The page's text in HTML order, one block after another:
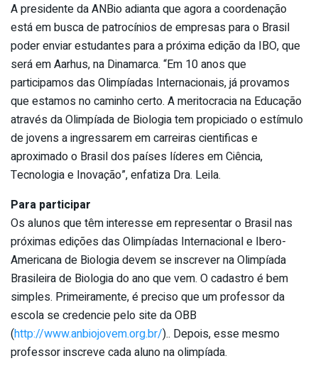
A presidente da ANBio adianta que agora a coordenação
está em busca de patrocínios de empresas para o Brasil
poder enviar estudantes para a próxima edição da IBO, que
será em Aarhus, na Dinamarca. “Em 10 anos que
participamos das Olimpíadas Internacionais, já provamos
que estamos no caminho certo. A meritocracia na Educação
através da Olimpíada de Biologia tem propiciado o estímulo
de jovens a ingressarem em carreiras cientificas e
aproximado o Brasil dos países líderes em Ciência,
Tecnologia e Inovação”, enfatiza Dra. Leila.
Para participar
Os alunos que têm interesse em representar o Brasil nas
próximas edições das Olimpíadas Internacional e Ibero-
Americana de Biologia devem se inscrever na Olimpíada
Brasileira de Biologia do ano que vem. O cadastro é bem
simples. Primeiramente, é preciso que um professor da
escola se credencie pelo site da OBB
(http://www.anbiojovem.org.br/).. Depois, esse mesmo
professor inscreve cada aluno na olimpíada.